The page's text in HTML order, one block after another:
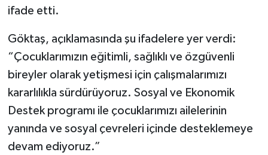
ifade etti.
Göktaş, açıklamasında şu ifadelere yer verdi:
“Çocuklarımızın eğitimli, sağlıklı ve özgüvenli
bireyler olarak yetişmesi için çalışmalarımızı
kararlılıkla sürdürüyoruz. Sosyal ve Ekonomik
Destek programı ile çocuklarımızı ailelerinin
yanında ve sosyal çevreleri içinde desteklemeye
devam ediyoruz.”